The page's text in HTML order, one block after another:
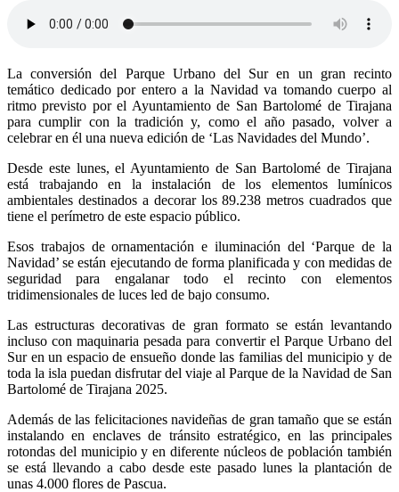
La conversión del Parque Urbano del Sur en un gran recinto
temático dedicado por entero a la Navidad va tomando cuerpo al
ritmo previsto por el Ayuntamiento de San Bartolomé de Tirajana
para cumplir con la tradición y, como el año pasado, volver a
celebrar en él una nueva edición de ‘Las Navidades del Mundo’.
Desde este lunes, el Ayuntamiento de San Bartolomé de Tirajana
está trabajando en la instalación de los elementos lumínicos
ambientales destinados a decorar los 89.238 metros cuadrados que
tiene el perímetro de este espacio público.
Esos trabajos de ornamentación e iluminación del ‘Parque de la
Navidad’ se están ejecutando de forma planificada y con medidas de
seguridad para engalanar todo el recinto con elementos
tridimensionales de luces led de bajo consumo.
Las estructuras decorativas de gran formato se están levantando
incluso con maquinaria pesada para convertir el Parque Urbano del
Sur en un espacio de ensueño donde las familias del municipio y de
toda la isla puedan disfrutar del viaje al Parque de la Navidad de San
Bartolomé de Tirajana 2025.
Además de las felicitaciones navideñas de gran tamaño que se están
instalando en enclaves de tránsito estratégico, en las principales
rotondas del municipio y en diferente núcleos de población también
se está llevando a cabo desde este pasado lunes la plantación de
unas 4.000 flores de Pascua.